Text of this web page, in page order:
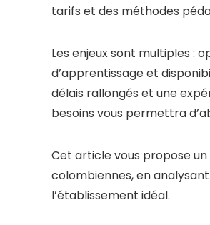
tarifs et des méthodes
Les enjeux sont multiples :
d’apprentissage et
délais rallongés et une
besoins vous permettra
Cet article vous propose
colombiennes, en
l’établissement idéal.